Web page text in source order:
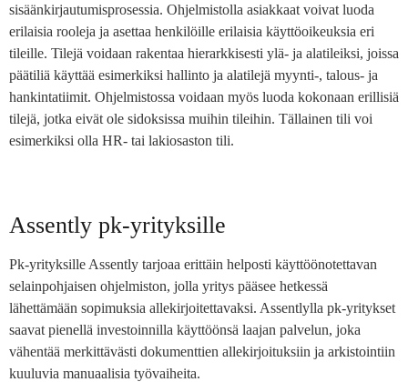
sisäänkirjautumisprosessia. Ohjelmistolla asiakkaat voivat luoda
erilaisia rooleja ja asettaa henkilöille erilaisia käyttöoikeuksia eri
tileille. Tilejä voidaan rakentaa hierarkkisesti ylä- ja alatileiksi, joissa
päätiliä käyttää esimerkiksi hallinto ja alatilejä myynti-, talous- ja
hankintatiimit. Ohjelmistossa voidaan myös luoda kokonaan erillisiä
tilejä, jotka eivät ole sidoksissa muihin tileihin. Tällainen tili voi
esimerkiksi olla HR- tai lakiosaston tili.
Assently pk-yrityksille
Pk-yrityksille Assently tarjoaa erittäin helposti käyttöönotettavan
selainpohjaisen ohjelmiston, jolla yritys pääsee hetkessä
lähettämään sopimuksia allekirjoitettavaksi. Assentlylla pk-yritykset
saavat pienellä investoinnilla käyttöönsä laajan palvelun, joka
vähentää merkittävästi dokumenttien allekirjoituksiin ja arkistointiin
kuuluvia manuaalisia työvaiheita.